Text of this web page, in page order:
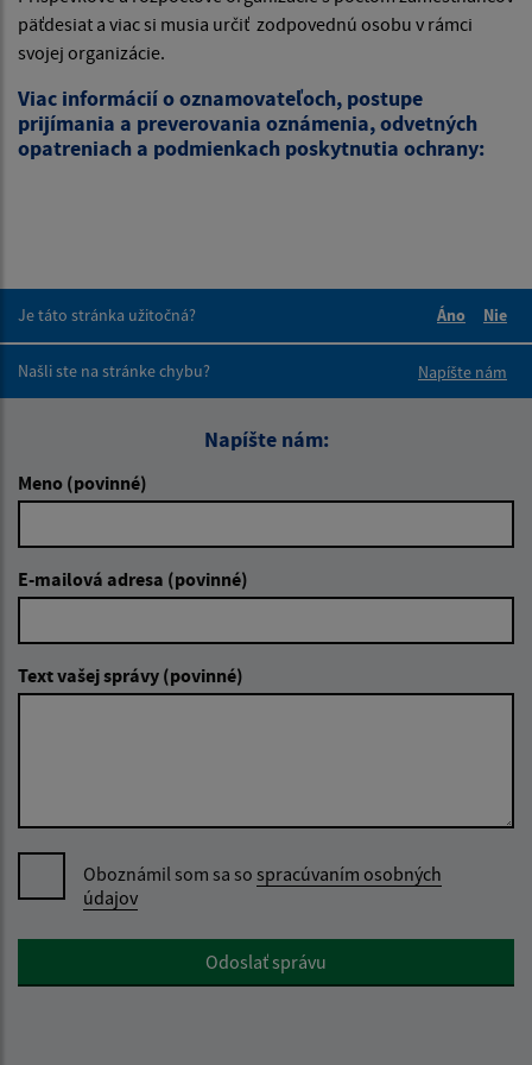
päťdesiat a viac si musia určiť zodpovednú osobu v rámci
svojej organizácie.
Viac informácií o oznamovateľoch, postupe
prijímania a preverovania oznámenia, odvetných
opatreniach a podmienkach poskytnutia ochrany:
Je táto stránka užitočná?
Áno
Nie
Našli ste na stránke chybu?
Napíšte nám
Napíšte nám:
Meno (povinné)
E-mailová adresa (povinné)
Text vašej správy (povinné)
Oboznámil som sa so spracúvaním osobných
údajov
Google reCaptcha ResponseOdoslať správu